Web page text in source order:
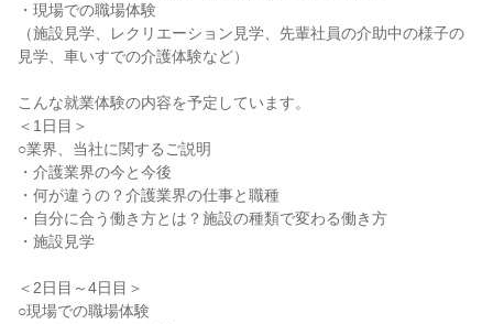
・現場での職場体験
（施設見学、レクリエーション見学、先輩社員の介助中の様子の
見学、車いすでの介護体験など）
こんな就業体験の内容を予定しています。
＜1日目＞
○業界、当社に関するご説明
・介護業界の今と今後
・何が違うの？介護業界の仕事と職種
・自分に合う働き方とは？施設の種類で変わる働き方
・施設見学
＜2日目～4日目＞
○現場での職場体験